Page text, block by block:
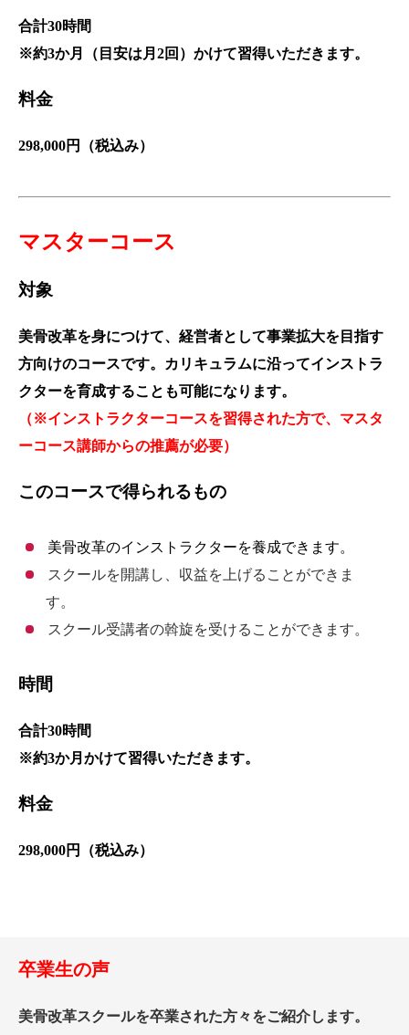
合計30時間
※約3か月（目安は月2回）かけて習得いただきます。
料金
298,000円（税込み）
マスターコース
対象
美骨改革を身につけて、経営者として事業拡大を目指す
方向けのコースです。カリキュラムに沿ってインストラ
クターを育成することも可能になります。
（※インストラクターコースを習得された方で、マスタ
ーコース講師からの推薦が必要）
このコースで得られるもの
美骨改革のインストラクターを養成できます。
スクールを開講し、収益を上げることができま
す。
スクール受講者の斡旋を受けることができます。
時間
合計30時間
※約3か月かけて習得いただきます。
料金
298,000円（税込み）
卒業生の声
美骨改革スクールを卒業された方々をご紹介します。